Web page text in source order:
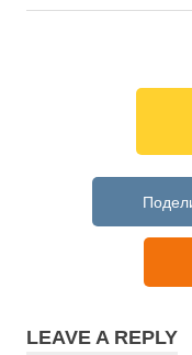
LEAVE A REPLY